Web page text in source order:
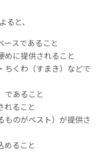
と、
ースであること
めに提供されること
ちくわ（すまき）などで
であること
れること
ものがベスト）が提供さ
めること